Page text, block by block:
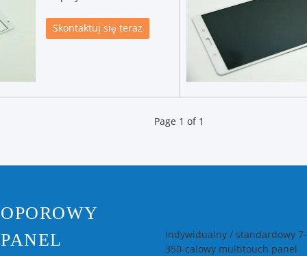
Skontaktuj się teraz
Page 1 of 1
OPOROWY
PANEL
Indywidualny / standardowy 7-
350-calowy multitouch panel